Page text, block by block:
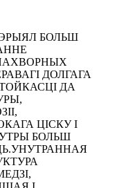
БОЛЬШ
ДОЛГАГА
ДА
ЦІСКУ І
БОЛЬШ